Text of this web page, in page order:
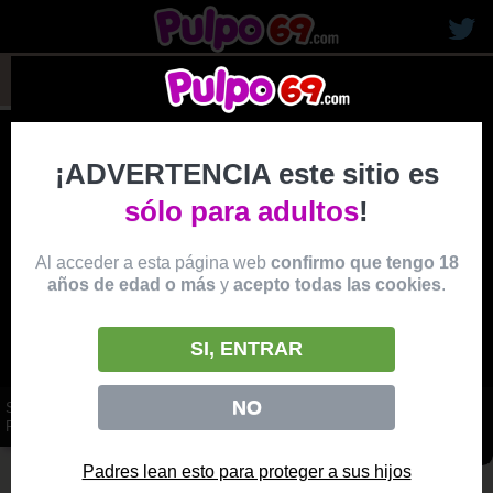
¡ADVERTENCIA este sitio es
sólo para adultos!
Al acceder a esta página web confirmo que tengo 18
años de edad o más y acepto todas las cookies.
NO
SI, ENTRAR
Padres lean esto para proteger a sus hijos
SIRVIENTA FRANCESA RUBIA FOLLANDO DE RODILLAS CON LA
POLLA EN LA BOCA SE CORREN EN SU CARA